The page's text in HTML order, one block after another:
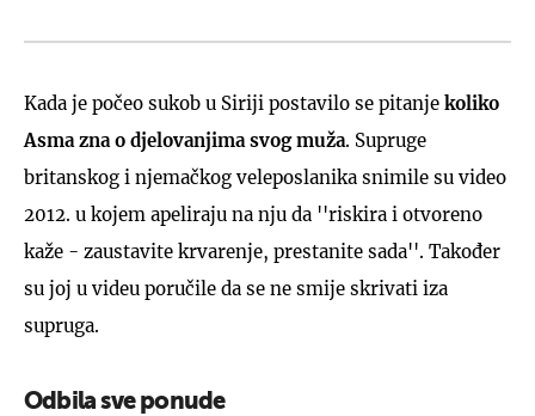
Kada je počeo sukob u Siriji postavilo se pitanje koliko
Asma zna o djelovanjima svog muža. Supruge
britanskog i njemačkog veleposlanika snimile su video
2012. u kojem apeliraju na nju da ''riskira i otvoreno
kaže - zaustavite krvarenje, prestanite sada''. Također
su joj u videu poručile da se ne smije skrivati iza
supruga.
Odbila sve ponude